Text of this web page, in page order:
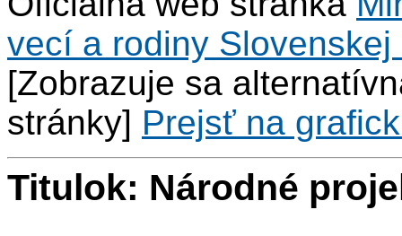
vecí a rodiny Slovenskej
[Zobrazuje sa
stránky] Prejsť na
Titulok: Národné